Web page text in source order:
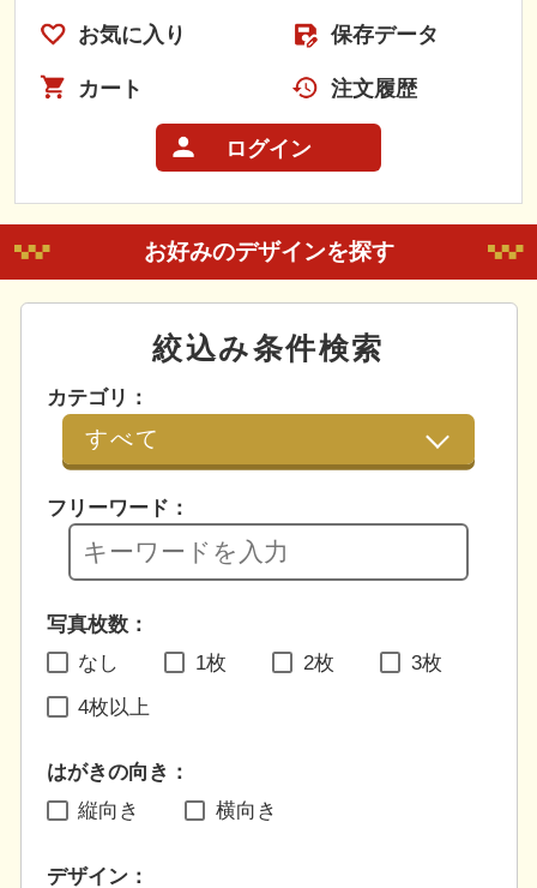
お気に入り 保存データ
カート 注文履歴
ログイン
お好みのデザインを探す
絞込み条件検索
カテゴリ：
フリーワード：
写真枚数：
なし
1枚 2枚 3枚
4枚以上
はがきの向き：
縦向き
横向き
デザイン：